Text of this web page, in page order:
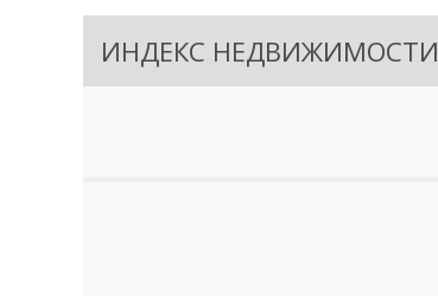
ИНДЕКС НЕДВИЖИМОСТИ